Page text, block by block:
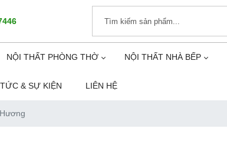
NỘI THẤT PHÒNG THỜ NỘI THẤT NHÀ BẾP
& SỰ KIỆN LIÊN HỆ